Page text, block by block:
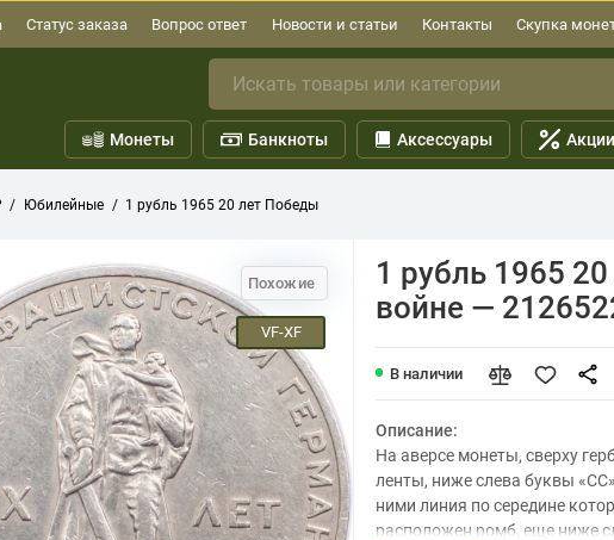
Статус заказа Вопрос ответ Новости и статьи Контакты Скупка
Монеты Банкноты Аксессуары Акции
Юбилейные 1 рубль 1965 20 лет Победы
Похожие
VF-XF
1 рубль 1965
войне —
В наличии
Описание:
На аверсе монеты, сверху
ленты, ниже слева буквы
ними линия по середине
расположен ромб, еще ниже